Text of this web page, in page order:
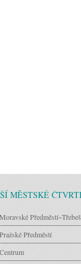
MĚSTSKÉ
Moravské Předměstí~Třebeš
Pražské Předměstí
Centrum